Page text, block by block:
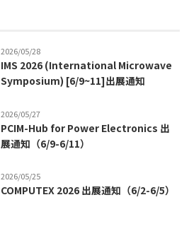
2026/05/28
IMS 2026 (International Microwave
Symposium) [6/9~11]出展通知
2026/05/27
PCIM-Hub for Power Electronics 出
展通知（6/9-6/11）
2026/05/25
COMPUTEX 2026 出展通知（6/2-6/5）